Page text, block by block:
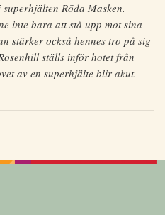
Röda Masken.
inte bara att stå upp mot sina
stärker också hennes tro på sig
ställs inför hotet från
av en superhjälte blir akut.